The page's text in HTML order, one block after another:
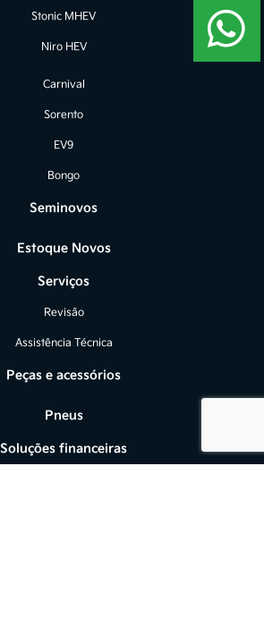
Stonic MHEV
Niro HEV
Carnival
Sorento
EV9
Bongo
Seminovos
Estoque Novos
Serviços
Revisão
Assistência Técnica
Peças e acessórios
Pneus
Soluções financeiras